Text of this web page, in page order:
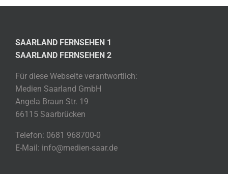
SAARLAND FERNSEHEN 1
SAARLAND FERNSEHEN 2
Für diese Webseite verantwortlich:
Medien Saarland GmbH
Angela Braun Str. 19
66115 Saarbrücken
Telefon: 0681 968700-0
E-Mail: info@medien-saar.de